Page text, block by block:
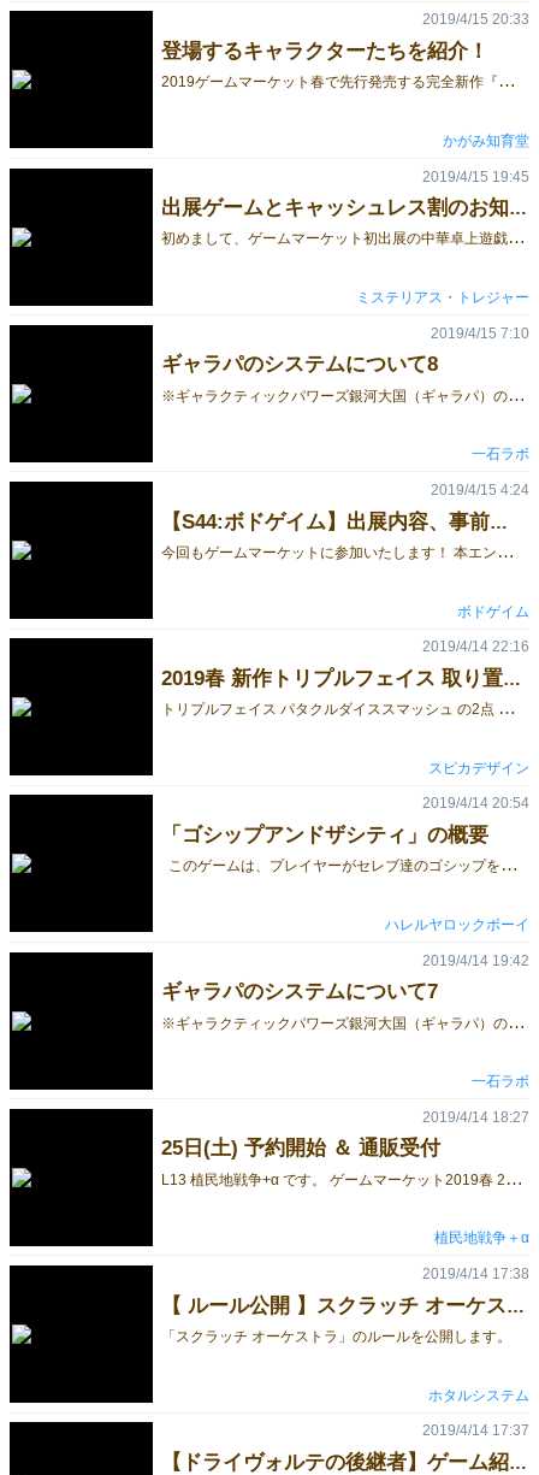
登場するキャラクターたちを紹介！
2
019ゲームマーケット春で先行発売する完全新作『ダンジョン＆ダンゲロス』。今回は『プレイヤーキャラクターカード』について紹介していきます！ ◆プレイヤーキャラクターカードって？ このゲームを遊ぶ皆様の分身となって、魔人たちを率いるリーダーとして迷宮に挑むキャラクターです。敵に与えるダメージ、率いることのできる仲間の人数、迷宮をどれだけ探索できるか……などなど、攻略の上で重要なパラメータがプレイヤーキャラクターカードで決定します！ さらには魔人と呼ばれる彼らが使える不思議な特殊能力、『魔人能力』もついてくる！ 一人一人全く別の能力を持っているため、様々な組み合わせでプレイすることができます。 ◆四つのタイプ プレイヤーキャラクターカードはそれぞれ得意なことが違います。お互いの長所で短所を補い合ってダンジョンを突破しましょう。気になるタイプの種類はこちら！ 攻撃タイプ：モンスターとの接近戦に秀でたファイタータイプ。 体力タイプ：体力値に優れ、防御的な能力が多いナイトタイプ。 術士タイプ：遠距離攻撃に特化したメイジタイプ。接近戦は苦手。 探索タイプ：移動力に優れ、宝箱の解錠も得意とするシーフタイプ。 ◆こんなキャラクターたちがいるよ 各タイプから一名ずつプレイヤーキャラクターカードを紹介！ ゲーム中は各パラメータの数だけダイスを振り、出た中で好きな目を使用することができます。つまり、数字が大きければ大きいほどそのステータスが高いということ。また、中にはダイスの目が書いてあるパラメータも。それは振るまでもなく値が決定している固定値というものです。 ステータスのざっくりとした説明はここまで。それではプレイヤーキャラクターカードを見ていきましょう！ 剛腕のアーニー……高い腕力と体力で積極的に敵と戦っていける。戦闘開始時に敵を確率で即死させる能力『アポロ１１』も持っており、ガンガン敵を倒すことのできる強力なアタッカーだ。（殴られた敵は月まで吹っ飛んで死ぬ） 邪賢王ヒロシマ……迷宮を探索する能力は全く伸びないが、その他のステータスが優秀なキャラ。自身の血を操る能力『仁義なき戦い』はダメージを受けると相手にダメージを与え返すカウンター能力で、ひときわ高い体力とマッチしている。 友釣香魚……彼女の細腕では敵に有効なダメージを与えることは難しい。遠距離から攻撃できる頼もしい仲間をパーティに加え、彼らに敵の撃破を手伝ってもらおう。もし戦闘に入ってしまっても、男性特攻能力『災玉』で敵味方まとめて撃破することが可能……かもしれない。 鵺野蛾太郎……安定した腕力と探索力に加え、クワガタとコミュニケーションをとる能力『デビルシザース』で遠距離攻撃もできる万能なナイスガイ。ただし一匹狼なところがあり、成長して打ち解けるまで仲間に能力使用を指示するのは得意ではないようだ。 ＊ ダンジョン&ダンゲロス通常版には8人の、DX版には倍の16人ものプレイヤーキャラクターカードがついてきます。今後も紹介していく予定ですので、次回のキャラクター紹介もお楽しみに！ ※ゲームマーケット春の販売のご予約はこちらから！ 【ダンジョン＆ダンゲロス情報】 プレイ人数：１～５人 プレイ時間：120～150分 定価：7560円（税込） 公式サイト：http://dandd.cagami.net ゲーム概要：こちらから イベント情報：毎週金曜恒例ダンゲロス会（in東中野ディアシュピール） ※ゲムマ春分のご予約はこちらから！
2019/4/15 20:33
かがみ知育堂
出展ゲームとキャッシュレス割のお知らせ
初
めまして、ゲームマーケット初出展の中華卓上遊戯情報部です。 普段はnoteで中華圏のボードゲーム関連ニュースなどを配信したり、マーダーミステリーはいいぞと言いふらしたりしておりますが、このたび試験的に中国語のゲームを和訳付きで販売してみようと思い立ちました。 中国語のボードゲームはまだまだ日本ではマイナーで、noteでマイナーゲームを紹介したところで読者の方の側に入手経路がないんすよね。まずは道を作ろうかと。 中華圏のボードゲームってどうなん？ マーダーミステリーって何？ みたいなご質問も歓迎いたします。5/26（日）はぜひW09ブースにお立ち寄りください。 販売予定のゲーム（カッコ内はパブリッシャー名、価格は予定） 士農工商（Activate） 官僚・農民・職人・商人（中国の「士」は武士ではない）を集めて国を作る競り+拡大再生産のゲーム。得点は増やしたい、でもリソースが足りない！ そんなカツカツ感が味わえます。 通常価格：3,500円、キャッシュレス割価格（※）：3,300円 一枚一秒（原題『拼分奪秒』、Activate） 地震の被災者を助けることを目指す、スピード勝負のアクションパズルゲーム。あのタイルを、あのタイルをくれ！ と叫んでも、緊急時には物資が足りないのです。 通常価格：2,500円、キャッシュレス割価格：2,300円 動物世界（奈拉欧文化） 『賭博黙示録カイジ』の「エスポワール号編」を実写でリメークした中国映画『動物世界』（邦題：『カイジ 動物世界』）のグッズとして制作されたカードゲーム。情報量が多くてすみません。「限定ジャンケン」がベースになっています。なお、『カイジ 動物世界』はNetflixで見られます。ざわ……ざわ……。 通常価格：1,500円、キャッシュレス割価格：1,300円 詳しい内容は今後ご紹介していきます。 ※キャッシュレス割につきまして 私はボードゲームと同じくらいの熱量でキャッシュレス決済を愛しておりますので、以下の決済手段によるお支払をお受けいたします。 PayPay PayPal pixiv PAY 上記のいずれかの手段でお支払いいただく場合、それぞれ通常価格から200円引きでご提供いたします。インストールしたはいいけど使い方がようわからんという方は当日ブースでお尋ねください。（余裕があれば）ご案内します。 おすすめは20%キャッシュバックキャンペーン中のPayPayですが、キャンペーンがゲームマーケット当日まで続くかどうかは微妙なところですね。祈りましょう。（5/22追記：キャンペーン終わっちゃいましたね。それでも3%のポイントは付くのでお得です） キャッシュレス決済には煩雑な小銭のやり取りをしなくて済むというメリットがあります。ゲームマーケットのような即売会では来場者・出展者双方にとってうれしいはずなのでみんなどんどん使っていこうぜ。
2019/4/15 19:45
ミステリアス・トレジャー
ギャラパのシステムについて8
※
ギャラクティックパワーズ銀河大国（ギャラパ）のシステムについて、数回に分けて説明しています。 初めて見る方は、ぜひこちらから見てください。 今回ご紹介するのは、宇宙船開発アクションです。 アクション5 宇宙船開発 宇宙船は、鉱石や燃料といった資材を運搬する乗り物です。 未開拓の惑星には、施設を建設するために必要な鉱石がありませんので、まずは宇宙船で鉱石を運び込まなければならないのです。 しかし、初期状態の宇宙船は、非常に貧弱で、僅かな鉱石と燃料しか積載できず、移動力も少なくて、リスクを回避する性能もありません。 そこで、燃料と資金のコストを支払って、宇宙船部品を開発し、宇宙船の強化を行って、運搬の効率や安全性を高める必要があるのです。 また、宇宙船の開発状況は、ゲーム終了時に勝利点をもたらします。 さらに、宇宙船の部品を、全て最大まで開発している場合は、宇宙船開発アクションを実行することで、コストなしに3VPの勝利点を獲得することができます。 このように、宇宙船開発は、惑星への入植の次に、多くの得点につながる行動となります。 つづきはこちら。
2019/4/15 7:10
一石ラボ
【S44:ボドゲイム】出展内容、事前体験会のお知らせ
今
回もゲームマーケットに参加いたします！ 本エントリーは、当日販売する製品の紹介と、事前体験会のお知らせです。 【製品一覧】 ブンプ星人：分布図に置かれた宇宙人のチップから、相手の「感性」を 読み取る推理ゲーム！ サバンナスマイル：リアルなフィギュアをベストなタイミングで撮る、スマホを使った撮影ゲーム！ ピクテル：クリアカードを重ねてお題を伝える、コミュニケーションゲーム！ ピクテルライト：単体でも遊べる、テーマ別(ファニー・ホラー)カード30枚セット！ 当サークルボドゲイムは、1日目5/25(土)のみの出展で、ブースは【S-44】です。 前回、午前中で200部完売し好評を頂いた「ブンプ星人」の素材を丈夫にリニューアルし販売致します。 ※写真は開発中のプロトタイプです 旧作「サバンナスマイル」「ピクテル」「ピクテルライト」も合わせて持参します。 今回、初めて「事前体験会」にサークル出展することにしました！ ゲムマ事前体験会 イベント概要 ●日時:2019年 5月5日(日)10時～16時 ●場所: 幡ヶ谷区民会館 ●住所: 東京都渋谷区幡ケ谷3丁目4-1 ●最寄り駅: 京王新線「幡ヶ谷」駅北口 徒歩5分 ●参加方法：事前予約チケット制 ⇒参加申し込みはこちらから こちらに一足先に全作品を持ち込む予定です。遊んでみたい！という方は是非お越しください。 ※参加される方は、上記リンクから参加申し込み頂くか、HPリンクで詳細をご覧ください。 ゲームマーケットでは、試遊卓もありますので、是非ブースに遊びにきてください。 来場者・出展者のみなさま、どうぞよろしくお願いします！ 最新情報は、Twitterにて公開中です → @bodogeimu
2019/4/15 4:24
ボドゲイム
2019春 新作トリプルフェイス 取り置き予約も開始しています
ト
リプルフェイス パタクルダイススマッシュ の2点 特別価格で販売いたします 取り置き予約も開始しています。 こんばんは。 スピカデザイン 大下バルサラです。 2019春のゲームマーケットでは 2点の新作を出展いたします。 こんかいご紹介するのは、 正体隠匿ゲーム トリプルフェイス ≪概要≫ プレイヤーは、闇の組織員になり 内部に潜んだ 潜入捜査官をさがしていきます。 潜入捜査官になったプレイヤーは、闇の組織員やBOSSを倒すのが目的です。 メインの役職を1つ決め、これが陣営となります。 それとは別に、サブの役職（世間的に表向きの顔）を2つ決めていきます。 そこに、それぞれ 0~9 のデジタル数字をIDナンバーとして振り分け 各役職カードの下に重ねます。 このIDナンバーを少しずつ見せ合い、協力者として話しを持ちかけ 同じか連続した数字だった場合、二人でサブの役職の能力は発動します。 メインの役職は敵同士かも知れませんが・・・。 ≪役職一部ご紹介≫ 私立探偵・・・この役職は、素性を探ったり事件を解決に導く事はできますが、逮捕する権限はありません。その為、協力者と行動できた際には『メインの役職を見る事が出来ます。』 カフェ店員・・・この役職は、カフェに来る人の情報をそっと入手する事があります。その為、役職の下にあるIDナンバーを1段階だけ全員に見える状態にさせる事ができます。 公安警察・・・この役職は、IDナンバーを指摘して、合っていればその役職を排除する事ができます。 ユーチューバー・・・自分の知っている情報を公開できます。それはフェイクニュース（嘘）でも構いません。沢山の『いいね！』を貰うのが一番の目的です・・・。自分の正体を隠すのが本当の目的かも知れませんが・・。 その他いくつかの役職があります。 3っつの顔を使い分け、協力者を見つけ出し、敵対する組織と戦いましょう。 通常価格 2300 のところ ゲームマーケット特別価格 2000 でご用意いたします。 取り置き予約も開始しています https://forms.gle/9eLxqTqPNDt4XYvS6
2019/4/14 22:16
スピカデザイン
「ゴシップアンドザシティ」の概要
このゲームは、プレイヤーがセレブ達のゴシップを狙う記者となりスクープを狙います。 どういったゲームなのか、どのような点がオススメなのか。そのあたりをお伝えしたいと思います。 シンプルだけどアツイ！カード交換ルール 取引しよう。いいネタ用意してるぜ…… 親が山札からカードをめくる⇒他プレイヤーは山札からめくられたカードと交換してもよいと思うカードを伏せて出します。 親は、他プレイヤーが伏せて出したカードから「欲しい！」と思うカードを見つけ、山札からめくられたカードと交換します。 ただし伏せて出されたカードの「いる」「いらない」は順番にめくり都度決めなければなりません。 一度「いらない」と決め、次のカードをめくってしまったら、もう後戻りはできません。 親以外のプレイヤーは、親に渡したくないからと言って必要ないカードを伏せるのも考え物です。 なぜなら、親に選ばれなかったカードは、そのまま自分のものになるからです。 交換を悩ましくする足切り式得点システム 証拠を揃えておかないと事務所に揉み消されてしまう…… 色ごとのアイコンを数え、より多く集めていた記者が高得点となりますが、ただアイコンを多く集めればよいわけではありません。 カードには証拠の強さをあらわす数字も書いてあり、その色の数字の合計が5に満たない場合、どれだけアイコンを集めていても、得点計算に参加できません。 さらに悩ましくさせる2つ目の足切りシステム 身辺に気をつけていなかった記者は「知りすぎてしまった」代償を支払うことになる…… 厄介なことに、このゲームにはゴシップのアイコンと数字の他に、もう1つ「シールド」という存在があります。 ゲーム終了時、「シールド」を一番集められなかったプレイヤーはいくら高得点を取っていても脱落となります！ 目を見張る美しいイラスト 今回、イラストはPlan Rock BOØW E ヤマウチロックボーイ @Plan_E_games にお願いしております。 彼は自身もゲームデザインを行う人ですが、同人版・老師敬服などのイラスト/アートワークでも有名です。 今作でも素晴らしい手腕を発揮していただいております！ ……などなど、魅力あふれるゴシップアンドザシティ。 ご期待いただけると幸いです！
2019/4/14 20:54
ハレルヤロックボーイ
ギャラパのシステムについて7
※
ギャラクティックパワーズ銀河大国（ギャラパ）のシステムについて、数回に分けて説明しています。 初めて見る方は、ぜひこちらから見てください。 今回ご紹介するのは、技術研究アクションです。 アクション4 技術研究 技術研究アクションは、鉱石採掘、燃料精製、施設建設、宇宙船開発の4つのアクションの効率を向上させるアクションです。 このアクションには、3種類の使い方があります。 1つは、研究力が1以上の場合で、研究力を消費して、上記4つのアクションに関連する技術力(採掘技術、精製技術、建設技術、開発技術)を、1段階進歩させます。 例えば、採掘技術を進歩させると、鉱石採掘アクションで獲得できる鉱石の数が増えます。 また、研究力を2以上消費して、2種類以上の技術力を進歩させることもできます。 ただし、1種類の技術力を、1回の研究開発アクションで2段階進歩させることはできません。 2つ目は、研究力が0の場合で、研究力を1に上昇させます。 研究力が1以上の場合には、このアクションで研究力を上昇させることはできません。 研究力を2以上にしたい場合には、施設建設アクションで、研究所を建設するしかありません。 最後は、全ての技術力が、最大まで進歩している場合です。 この場合、技術研究アクションを行うと、即座に3VPの勝利点が得られます。 少し地味なアクションですが、技術力は、特に終盤で逆転できる要素に、大きく関わってきます。 地道に、技術研究を行って、技術力を養っておかないと、最終ラウンドで公開することになるかもしれません。 つづきはこちら。
2019/4/14 19:42
一石ラボ
25日(土) 予約開始 ＆ 通販受付
L
13 植民地戦争+α です。 ゲームマーケット2019春 25日(土) の 予約受付を開始しました。 ⇒ ゲムマ 25日(土)に来られる方 向け 予約受付 ⇒ ゲムマ 25日(土)に来られない方 向け 通販 ・ BOOT販売 お品書きは以下の通りです。各ゲームの画像をクリックすると、HPに飛びます。 新作 公国のペレストロイカ 3500円（お一人様 2つまで） ローマの力 デザインのメガネ拭き 500円 教授ヘアーサロンへようこそ。 1000円 かる艦。 900円
2019/4/14 18:27
植民地戦争＋α
【 ルール公開 】スクラッチ オーケストラ
「スクラッチ オーケストラ」のルールを公開します。
2019/4/14 17:38
ホタルシステム
【ドライヴォルテの後継者】ゲーム紹介②～残留魔力と増幅～
2019/4/14 17:37